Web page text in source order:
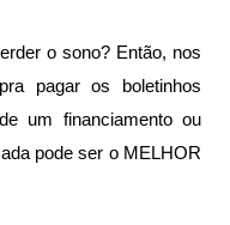
o sono? Então, nos
pagar os boletinhos
um financiamento ou
pode ser o MELHOR